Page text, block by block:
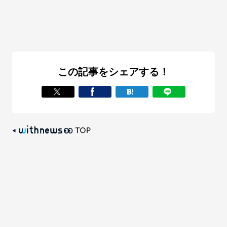
この記事をシェアする！